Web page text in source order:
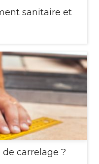
sanitaire et
carrelage ?